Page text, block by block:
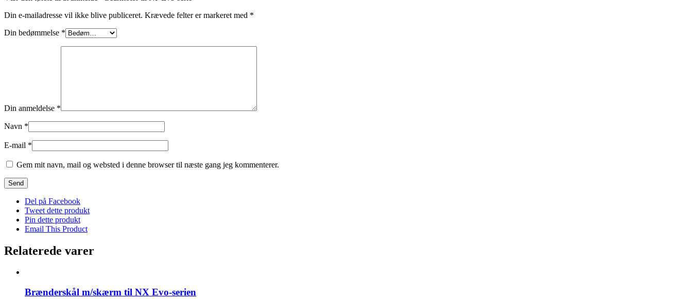
Din e-mailadresse vil ikke blive publiceret. Krævede felter er markeret med *
Din bedømmelse *
Din anmeldelse *
Navn *
E-mail *
Gem mit navn, mail og websted i denne browser til næste gang jeg kommenterer.
Del på Facebook
Tweet dette produkt
Pin dette produkt
Email This Product
Relaterede varer
Brænderskål m/skærm til NX Evo-serien